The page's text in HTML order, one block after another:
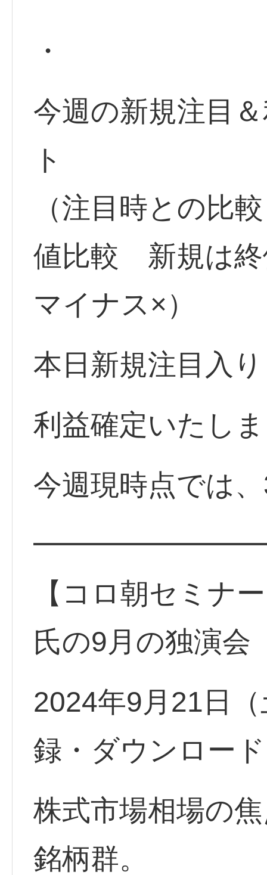
・
今週の新規注目
ト
（注目時との比
値比較 新規は
マイナス×）
本日新規注目入
利益確定いたし
今週現時点では
【コロ朝セミナ
氏の9月の独演会
2024年9月21日
録・ダウンロー
株式市場相場の
銘柄群。